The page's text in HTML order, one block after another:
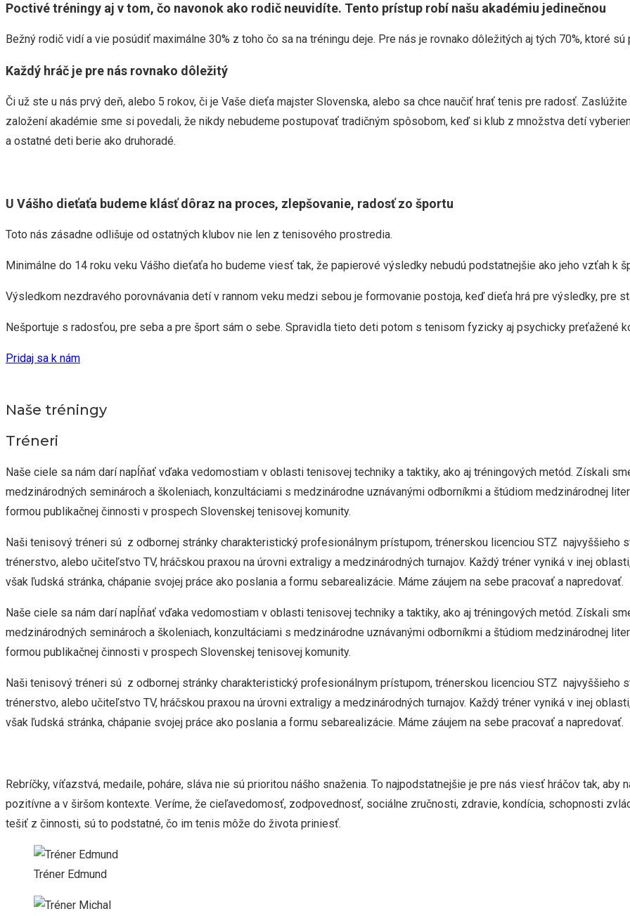
Poctivé tréningy aj v tom, čo navonok ako rodič neuvidíte. Tento prístup robí našu akadémiu jedinečnou
Bežný rodič vidí a vie posúdiť maximálne 30% z toho čo sa na tréningu deje. Pre nás je rovnako dôležitých aj tých 70%, ktoré
Každý hráč je pre nás rovnako dôležitý
Či už ste u nás prvý deň, alebo 5 rokov, či je Vaše dieťa majster Slovenska, alebo sa chce naučiť hrať tenis pre radosť.
založení akadémie sme si povedali, že nikdy nebudeme postupovať tradičným spôsobom, keď si klub z množstva detí
a ostatné deti berie ako druhoradé.
U Vášho dieťaťa budeme klásť dôraz na proces, zlepšovanie, radosť zo športu
Toto nás zásadne odlišuje od ostatných klubov nie len z tenisového prostredia.
Minimálne do 14 roku veku Vášho dieťaťa ho budeme viesť tak, že papierové výsledky nebudú podstatnejšie ako jeho vzťah k
Výsledkom nezdravého porovnávania detí v rannom veku medzi sebou je formovanie postoja, keď dieťa hrá pre výsledky, pre
Nešportuje s radosťou, pre seba a pre šport sám o sebe. Spravidla tieto deti potom s tenisom fyzicky aj psychicky preťažené
Pridaj sa k nám
Naše tréningy
Tréneri
Naše ciele sa nám darí napĺňať vďaka vedomostiam v oblasti tenisovej techniky a taktiky, ako aj tréningových metód. Získali
medzinárodných seminároch a školeniach, konzultáciami s medzinárodne uznávanými odborníkmi a štúdiom medzinárodnej
formou publikačnej činnosti v prospech Slovenskej tenisovej komunity.
Naši tenisový tréneri sú z odbornej stránky charakteristický profesionálnym prístupom, trénerskou licenciou STZ najvyššieho
trénerstvo, alebo učiteľstvo TV, hráčskou praxou na úrovni extraligy a medzinárodných turnajov. Každý tréner vyniká v inej
však ľudská stránka, chápanie svojej práce ako poslania a formu sebarealizácie. Máme záujem na sebe pracovať a napredovať.
Naše ciele sa nám darí napĺňať vďaka vedomostiam v oblasti tenisovej techniky a taktiky, ako aj tréningových metód. Získali
medzinárodných seminároch a školeniach, konzultáciami s medzinárodne uznávanými odborníkmi a štúdiom medzinárodnej
formou publikačnej činnosti v prospech Slovenskej tenisovej komunity.
Naši tenisový tréneri sú z odbornej stránky charakteristický profesionálnym prístupom, trénerskou licenciou STZ najvyššieho
trénerstvo, alebo učiteľstvo TV, hráčskou praxou na úrovni extraligy a medzinárodných turnajov. Každý tréner vyniká v inej
však ľudská stránka, chápanie svojej práce ako poslania a formu sebarealizácie. Máme záujem na sebe pracovať a napredovať.
Rebríčky, víťazstvá, medaile, poháre, sláva nie sú prioritou nášho snaženia. To najpodstatnejšie je pre nás viesť hráčov tak,
pozitívne a v širšom kontexte. Veríme, že cieľavedomosť, zodpovednosť, sociálne zručnosti, zdravie, kondícia, schopnosti
tešiť z činnosti, sú to podstatné, čo im tenis môže do života priniesť.
Tréner Edmund